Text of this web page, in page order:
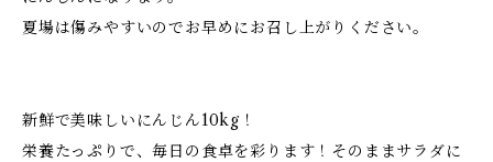
夏場は傷みやすいのでお早めにお召し上がりください。
新鮮で美味しいにんじん10kg！
栄養たっぷりで、毎日の食卓を彩ります！そのままサラダに